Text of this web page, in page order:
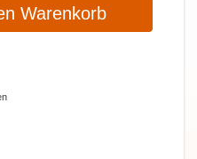
Warenkorb